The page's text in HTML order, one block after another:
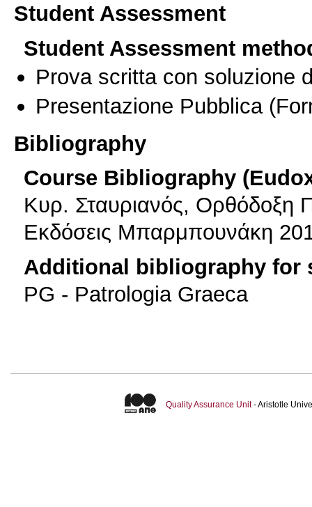
Student Assessment
Student Assessment
Prova scritta con soluzione
Presentazione Pubblica
Bibliography
Course Bibliography
Kυρ. Σταυριανός, Ορθόδοξη
Εκδόσεις Μπαρμπουνάκη
Additional bibliography for
PG - Patrologia Graeca
Quality Assurance Unit- Aristotle